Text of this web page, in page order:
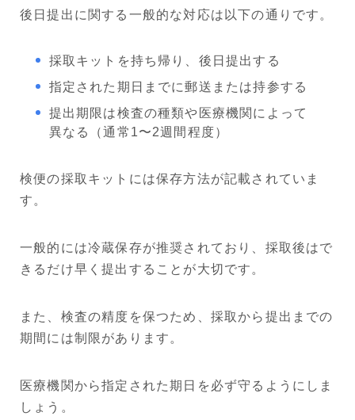
後日提出に関する一般的な対応は以下の通りです。
採取キットを持ち帰り、後日提出する
指定された期日までに郵送または持参する
提出期限は検査の種類や医療機関によって
異なる（通常1〜2週間程度）
検便の採取キットには保存方法が記載されていま
す。
一般的には冷蔵保存が推奨されており、採取後はで
きるだけ早く提出することが大切です。
また、検査の精度を保つため、採取から提出までの
期間には制限があります。
医療機関から指定された期日を必ず守るようにしま
しょう。